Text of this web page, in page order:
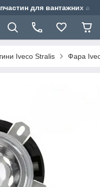
для вантажних
Iveco Stralis Фара